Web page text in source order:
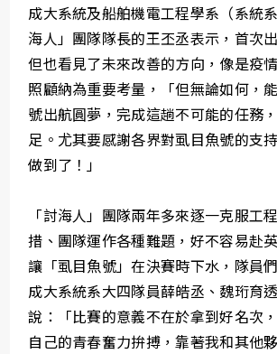
成大系統及船舶機電工程學系（系統
海人」團隊隊長的王丕丞表示，首次
但也看見了未來改善的方向，像是疫
照顧納為重要考量，「但無論如何，
號出航圓夢，完成這趟不可能的任務
足。尤其要感謝各界對虱目魚號的支
做到了！」
「討海人」團隊兩年多來逐一克服工
措、團隊運作各種難題，好不容易赴
讓「虱目魚號」在決賽時下水，隊員
成大系統系大四隊員薛皓丞、魏珩育
說：「比賽的意義不在於拿到好名次
自己的青春奮力拚搏，靠著我和其他